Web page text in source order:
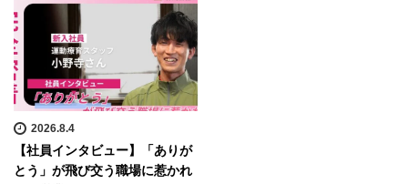
2026.8.4
【社員インタビュー】「ありが
とう」が飛び交う職場に惹かれ